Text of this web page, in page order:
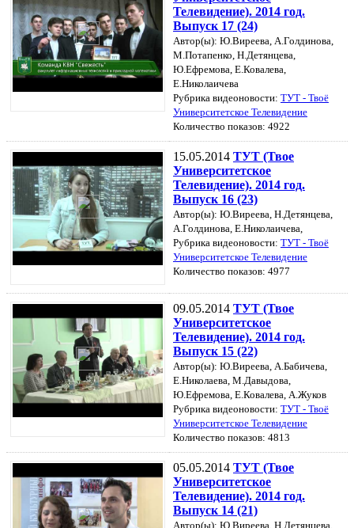
Телевидение). 2014 год.
Выпуск 17 (24)
Автор(ы): Ю.Виреева, А.Голдинова,
М.Потапенко, Н.Детянцева,
Ю.Ефремова, Е.Ковалева,
Е.Николаичева
Рубрика видеоновости: ТУТ - Твоё
Университетское Телевидение
Количество показов: 4922
15.05.2014 ТУТ (Твое
Университетское
Телевидение). 2014 год.
Выпуск 16 (23)
Автор(ы): Ю.Виреева, Н.Детянцева,
А.Голдинова, Е.Николаичева,
Рубрика видеоновости: ТУТ - Твоё
Университетское Телевидение
Количество показов: 4977
09.05.2014 ТУТ (Твое
Университетское
Телевидение). 2014 год.
Выпуск 15 (22)
Автор(ы): Ю.Виреева, А.Бабичева,
Е.Николаева, М.Давыдова,
Ю.Ефремова, Е.Ковалева, А.Жуков
Рубрика видеоновости: ТУТ - Твоё
Университетское Телевидение
Количество показов: 4813
05.05.2014 ТУТ (Твое
Университетское
Телевидение). 2014 год.
Выпуск 14 (21)
Автор(ы): Ю.Виреева, Н.Детянцева,